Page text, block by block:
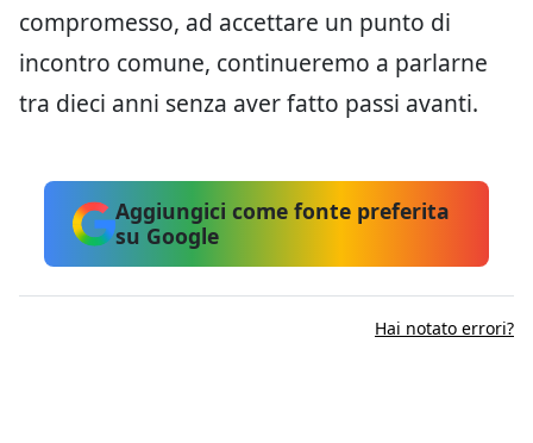
compromesso, ad accettare un punto di
incontro comune, continueremo a parlarne
tra dieci anni senza aver fatto passi avanti.
Aggiungici come fonte preferita
su Google
Hai notato errori?